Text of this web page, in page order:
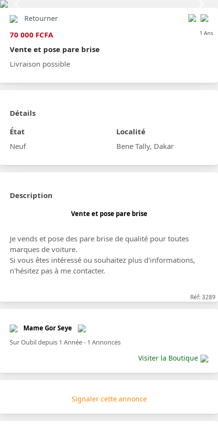
Retourner
70 000 FCFA 1 Ans
Vente et pose pare brise
Livraison possible
Détails
État
Neuf
Localité
Bene Tally, Dakar
Description
Vente et pose pare brise
Je vends et pose des pare brise de qualité pour toutes
marques de voiture.
Si vous êtes intéressé ou souhaitez plus d'informations,
n'hésitez pas à me contacter.
Réf: 3289
Mame Gor Seye
Sur Oubil depuis 1 Année - 1 Annonces
Visiter la Boutique
Signaler cette annonce